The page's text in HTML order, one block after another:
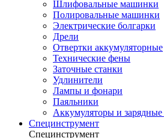
Шлифовальные машинки
Полировальные машинки
Электрические болгарки
Дрели
Отвертки аккумуляторные
Технические фены
Заточные станки
Удлинители
Лампы и фонари
Паяльники
Аккумуляторы и зарядные
Специнструмент
Специнструмент